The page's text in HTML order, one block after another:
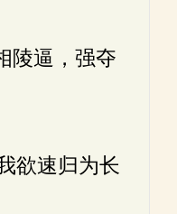
，强夺
欲速归为长